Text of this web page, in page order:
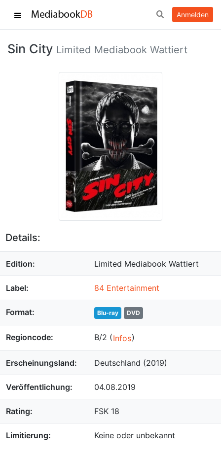
Anmelden
Sin City Limited Mediabook Wattiert
Details:
Edition: Limited Mediabook Wattiert
Label: 84 Entertainment
Format: Blu-ray DVD
Regioncode: B/2 (Infos)
Erscheinungsland: Deutschland (2019)
Veröffentlichung: 04.08.2019
Rating: FSK 18
Limitierung: Keine oder unbekannt